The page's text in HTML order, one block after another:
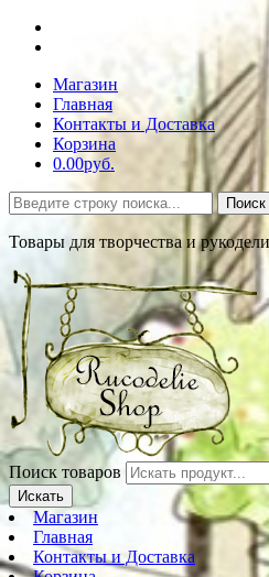
Магазин
Главная
Контакты и Доставка
Корзина
0.00руб.
Поиск
Товары для творчества и
Поиск товаров
Искать
Магазин
Главная
Контакты и Доставка